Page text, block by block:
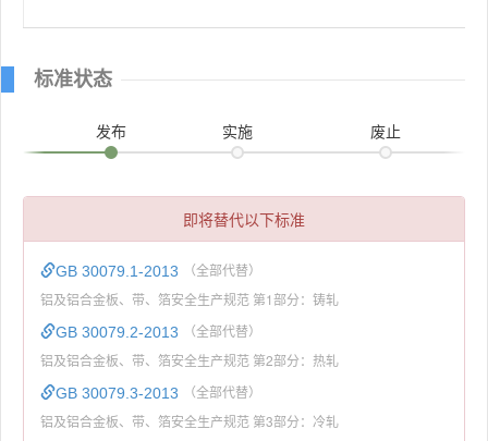
标准状态
发布 实施 废止
即将替代以下标准
GB 30079.1-2013 （全部代替）
铝及铝合金板、带、箔安全生产规范 第1部分：铸轧
GB 30079.2-2013 （全部代替）
铝及铝合金板、带、箔安全生产规范 第2部分：热轧
GB 30079.3-2013 （全部代替）
铝及铝合金板、带、箔安全生产规范 第3部分：冷轧